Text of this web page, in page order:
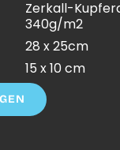
Zerkall-
340g/m2
28 x 25cm
15 x 10 cm